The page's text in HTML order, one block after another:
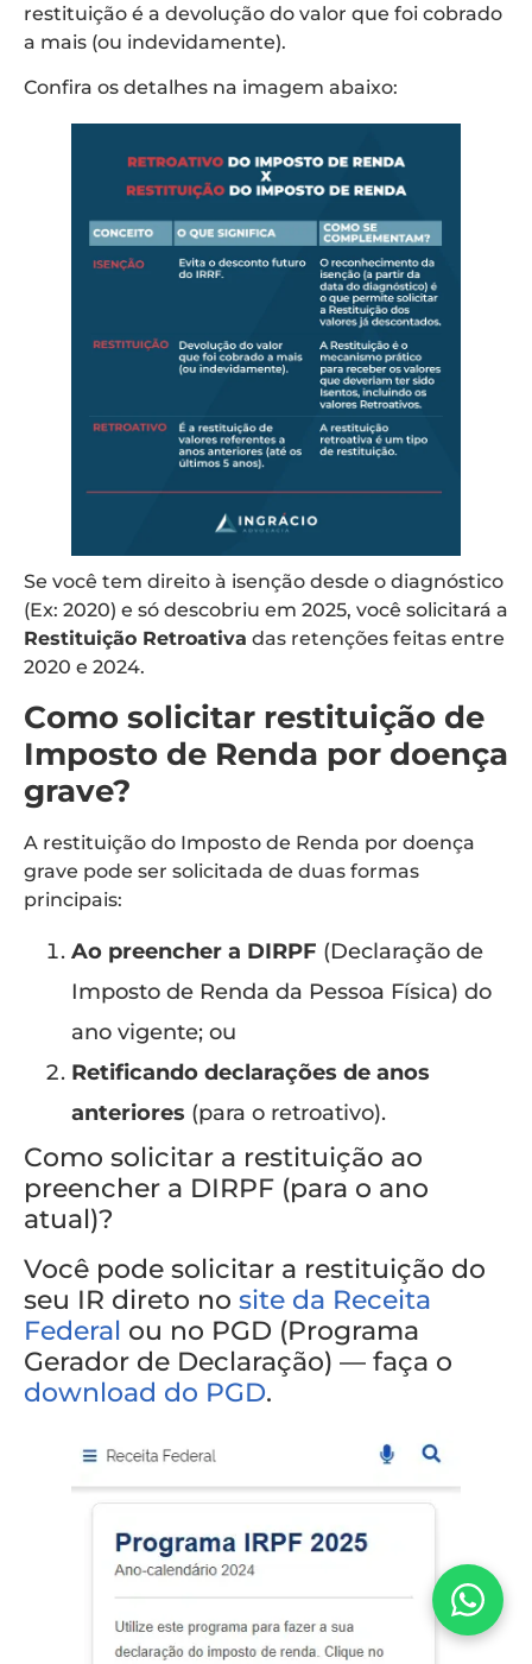
restituição é a devolução do valor que foi cobrado
a mais (ou indevidamente).
Confira os detalhes na imagem abaixo:
Se você tem direito à isenção desde o diagnóstico
(Ex: 2020) e só descobriu em 2025, você solicitará a
Restituição Retroativa das retenções feitas entre
2020 e 2024.
Como solicitar restituição de
Imposto de Renda por doença
grave?
A restituição do Imposto de Renda por doença
grave pode ser solicitada de duas formas
principais:
Ao preencher a DIRPF (Declaração de
Imposto de Renda da Pessoa Física) do
ano vigente; ou
Retificando declarações de anos
anteriores (para o retroativo).
Como solicitar a restituição ao
preencher a DIRPF (para o ano
atual)?
Você pode solicitar a restituição do
seu IR direto no site da Receita
Federal ou no PGD (Programa
Gerador de Declaração) — faça o
download do PGD.